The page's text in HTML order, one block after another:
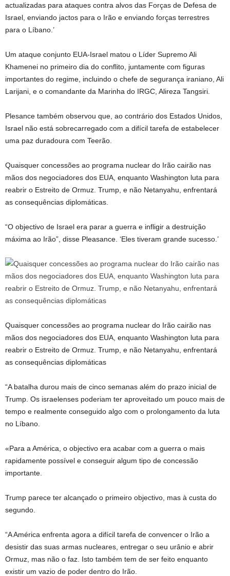
actualizadas para ataques contra alvos das Forças de Defesa de
Israel, enviando jactos para o Irão e enviando forças terrestres
para o Líbano.’
Um ataque conjunto EUA-Israel matou o Líder Supremo Ali
Khamenei no primeiro dia do conflito, juntamente com figuras
importantes do regime, incluindo o chefe de segurança iraniano, Ali
Larijani, e o comandante da Marinha do IRGC, Alireza Tangsiri.
Plesance também observou que, ao contrário dos Estados Unidos,
Israel não está sobrecarregado com a difícil tarefa de estabelecer
uma paz duradoura com Teerão.
Quaisquer concessões ao programa nuclear do Irão cairão nas
mãos dos negociadores dos EUA, enquanto Washington luta para
reabrir o Estreito de Ormuz. Trump, e não Netanyahu, enfrentará
as consequências diplomáticas.
“O objectivo de Israel era parar a guerra e infligir a destruição
máxima ao Irão”, disse Pleasance. ‘Eles tiveram grande sucesso.’
Quaisquer concessões ao programa nuclear do Irão cairão nas
mãos dos negociadores dos EUA, enquanto Washington luta para
reabrir o Estreito de Ormuz. Trump, e não Netanyahu, enfrentará
as consequências diplomáticas
“A batalha durou mais de cinco semanas além do prazo inicial de
Trump. Os israelenses poderiam ter aproveitado um pouco mais de
tempo e realmente conseguido algo com o prolongamento da luta
no Líbano.
«Para a América, o objectivo era acabar com a guerra o mais
rapidamente possível e conseguir algum tipo de concessão
importante.
Trump parece ter alcançado o primeiro objectivo, mas à custa do
segundo.
“A América enfrenta agora a difícil tarefa de convencer o Irão a
desistir das suas armas nucleares, entregar o seu urânio e abrir
Ormuz, mas não o faz. Isto também tem de ser feito enquanto
existir um vazio de poder dentro do Irão.